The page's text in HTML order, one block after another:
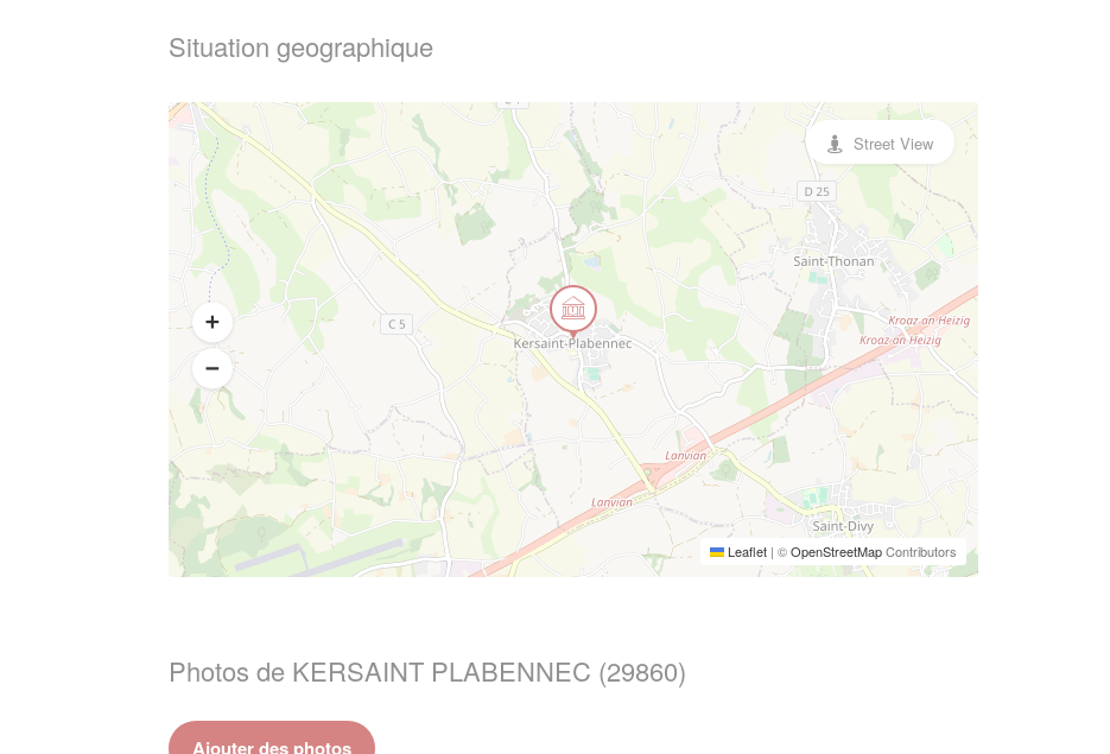
Situation geographique
Leaflet | ©OpenStreetMapContributors
Street View
Photos de KERSAINT PLABENNEC (29860)
Ajouter des photos